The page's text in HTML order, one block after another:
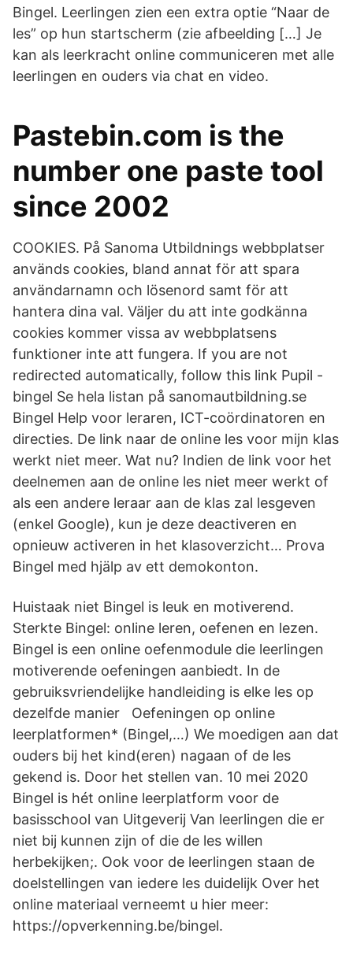
Bingel. Leerlingen zien een extra optie “Naar de
les” op hun startscherm (zie afbeelding […] Je
kan als leerkracht online communiceren met alle
leerlingen en ouders via chat en video.
Pastebin.com is the
number one paste tool
since 2002
COOKIES. På Sanoma Utbildnings webbplatser
används cookies, bland annat för att spara
användarnamn och lösenord samt för att
hantera dina val. Väljer du att inte godkänna
cookies kommer vissa av webbplatsens
funktioner inte att fungera. If you are not
redirected automatically, follow this link Pupil -
bingel Se hela listan på sanomautbildning.se
Bingel Help voor leraren, ICT-coördinatoren en
directies. De link naar de online les voor mijn klas
werkt niet meer. Wat nu? Indien de link voor het
deelnemen aan de online les niet meer werkt of
als een andere leraar aan de klas zal lesgeven
(enkel Google), kun je deze deactiveren en
opnieuw activeren in het klasoverzicht… Prova
Bingel med hjälp av ett demokonton.
Huistaak niet Bingel is leuk en motiverend.
Sterkte Bingel: online leren, oefenen en lezen.
Bingel is een online oefenmodule die leerlingen
motiverende oefeningen aanbiedt. In de
gebruiksvriendelijke handleiding is elke les op
dezelfde manier Oefeningen op online
leerplatformen* (Bingel,…) We moedigen aan dat
ouders bij het kind(eren) nagaan of de les
gekend is. Door het stellen van. 10 mei 2020
Bingel is hét online leerplatform voor de
basisschool van Uitgeverij Van leerlingen die er
niet bij kunnen zijn of die de les willen
herbekijken;. Ook voor de leerlingen staan de
doelstellingen van iedere les duidelijk Over het
online materiaal verneemt u hier meer:
https://opverkenning.be/bingel.